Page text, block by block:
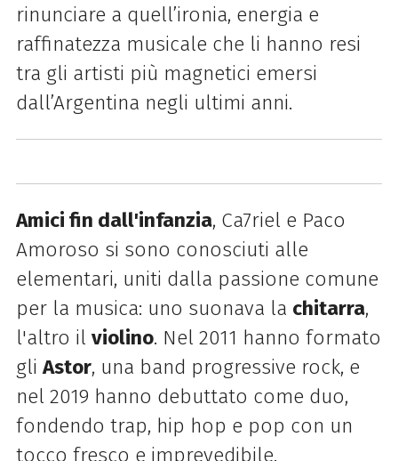
rinunciare a quell’ironia, energia e
raffinatezza musicale che li hanno resi
tra gli artisti più magnetici emersi
dall’Argentina negli ultimi anni.
Amici fin dall'infanzia, Ca7riel e Paco
Amoroso si sono conosciuti alle
elementari, uniti dalla passione comune
per la musica: uno suonava la chitarra,
l'altro il violino. Nel 2011 hanno formato
gliAstor, una band progressive rock, e
nel 2019 hanno debuttato come duo,
fondendo trap, hip hop e pop con un
tocco fresco e imprevedibile.